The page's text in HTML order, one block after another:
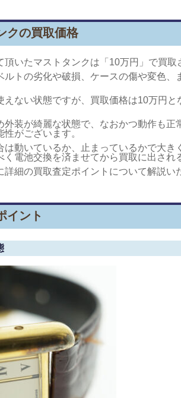
クの買取価格
頂いたマストタンクは「10万円」で買取
ルトの劣化や破損、ケースの傷や変色
えない状態ですが、買取価格は10万円
外装が綺麗な状態で、なおかつ動作も正
性がございます。
は動いているか、止まっているかで大
く電池交換を済ませてから買取に出され
詳細の買取査定ポイントについて解説い
イント